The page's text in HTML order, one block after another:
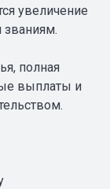
увеличение
полная
выплаты и